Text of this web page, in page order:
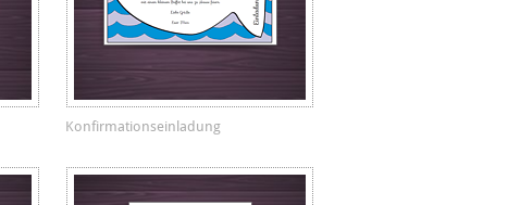
Konfirmationseinladung